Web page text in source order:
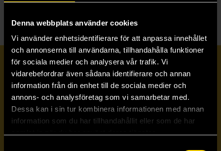
Denna webbplats använder cookies
Vi använder enhetsidentifierare för att anpassa innehållet
och annonserna till användarna, tillhandahålla funktioner
för sociala medier och analysera vår trafik. Vi
vidarebefordrar även sådana identifierare och annan
information från din enhet till de sociala medier och
annons- och analysföretag som vi samarbetar med.
Dessa kan i sin tur kombinera informationen med annan
information som du har tillhandahållit eller som de har
Prenumerera på vårt nyhetsbrev
Veckobrevet
Skicka